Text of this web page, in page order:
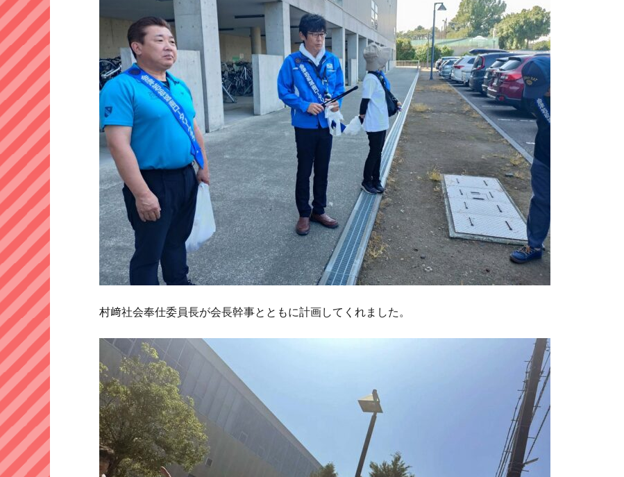
村﨑社会奉仕委員長が会長幹事とともに計画してくれました。